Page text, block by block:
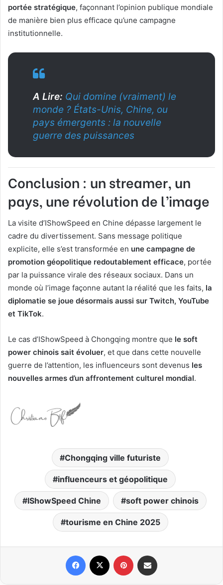
portée stratégique, façonnant l’opinion publique mondiale
de manière bien plus efficace qu’une campagne
institutionnelle.
A Lire: Qui domine (vraiment) le
monde ? États-Unis, Chine, ou
pays émergents : la nouvelle
guerre des puissances
Conclusion : un streamer, un
pays, une révolution de l’image
La visite d’IShowSpeed en Chine dépasse largement le
cadre du divertissement. Sans message politique
explicite, elle s’est transformée en une campagne de
promotion géopolitique redoutablement efficace, portée
par la puissance virale des réseaux sociaux. Dans un
monde où l’image façonne autant la réalité que les faits, la
diplomatie se joue désormais aussi sur Twitch, YouTube
et TikTok.
Le cas d’IShowSpeed à Chongqing montre que le soft
power chinois sait évoluer, et que dans cette nouvelle
guerre de l’attention, les influenceurs sont devenus les
nouvelles armes d’un affrontement culturel mondial.
Chongqing ville futuriste
influenceurs et géopolitique
IShowSpeed Chine soft power chinois
tourisme en Chine 2025